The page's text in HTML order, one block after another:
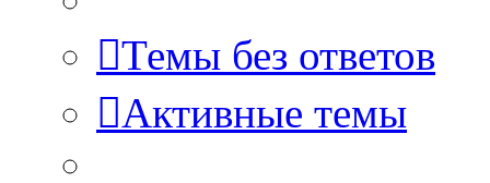
Темы без ответов
Активные темы